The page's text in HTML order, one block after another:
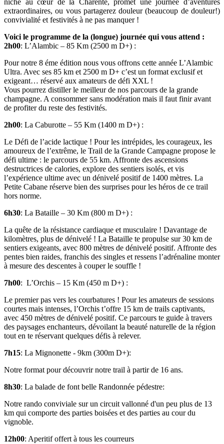
extraordinaires, ou vous partagerez douleur (beaucoup de douleur!)
convivialité et festivités à ne pas manquer !
Voici le programme de la (longue) journée qui vous attend :
2h00: L’Alambic – 85 Km (2500 m D+) :
Pour notre 8 éme édition nous vous offrons cette année L’Alambic
Ultra. Avec ses 85 km et 2500 m D+ c’est un format exclusif et
exigeant… réservé aux amateurs de défi XXL !
Vous pourrez distiller le meilleur de nos parcours de la grande
champagne. A consommer sans modération mais il faut finir avant
de profiter du reste des festivités.
2h00: La Caburotte – 55 Km (1400 m D+) :
Le Défi de l’acide lactique ! Pour les intrépides, les courageux, les
amoureux de l’extrême, le Trail de la Grande Campagne propose le
défi ultime : le parcours de 55 km. Affronte des ascensions
destructrices de calories, explore des sentiers isolés, et vis
l’expérience ultime avec un dénivelé positif de 1400 mètres. La
Petite Cabane réserve bien des surprises pour les héros de ce trail
hors norme.
6h30: La Bataille – 30 Km (800 m D+) :
La quête de la résistance cardiaque et musculaire ! Davantage de
kilomètres, plus de dénivelé ! La Bataille te propulse sur 30 km de
sentiers exigeants, avec 800 mètres de dénivelé positif. Affronte des
pentes bien raides, franchis des singles et ressens l’adrénaline monter
à mesure des descentes à couper le souffle !
7h00: L’Orchis – 15 Km (450 m D+) :
Le premier pas vers les courbatures ! Pour les amateurs de sessions
courtes mais intenses, l’Orchis t’offre 15 km de trails captivants,
avec 450 mètres de dénivelé positif. Ce parcours te guide à travers
des paysages enchanteurs, dévoilant la beauté naturelle de la région
tout en te réservant quelques défis à relever.
7h15: La Mignonette - 9km (300m D+):
Notre format pour découvrir notre trail à partir de 16 ans.
8h30: La balade de font belle Randonnée pédestre:
Notre rando conviviale sur un circuit vallonné d'un peu plus de 13
km qui comporte des parties boisées et des parties au cour du
vignoble.
12h00: Aperitif offert à tous les courreurs